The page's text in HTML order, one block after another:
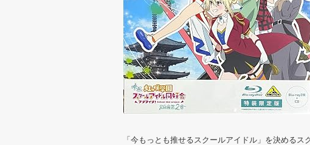
「今もっとも推せるスクールアイドル」を決める